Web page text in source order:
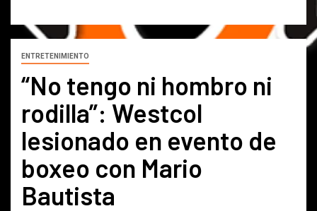
ENTRETENIMIENTO
“No tengo ni hombro ni
rodilla”: Westcol
lesionado en evento de
boxeo con Mario
Bautista